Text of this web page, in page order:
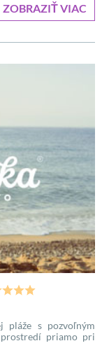
ZOBRAZIŤ VIAC
pláže s pozvoľným
priamo pri